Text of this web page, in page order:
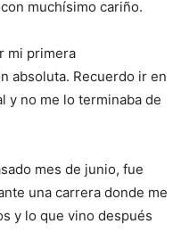
muchísimo cariño.
mi primera
absoluta. Recuerdo ir en
y no me lo terminaba de
mes de junio, fue
una carrera donde me
y lo que vino después